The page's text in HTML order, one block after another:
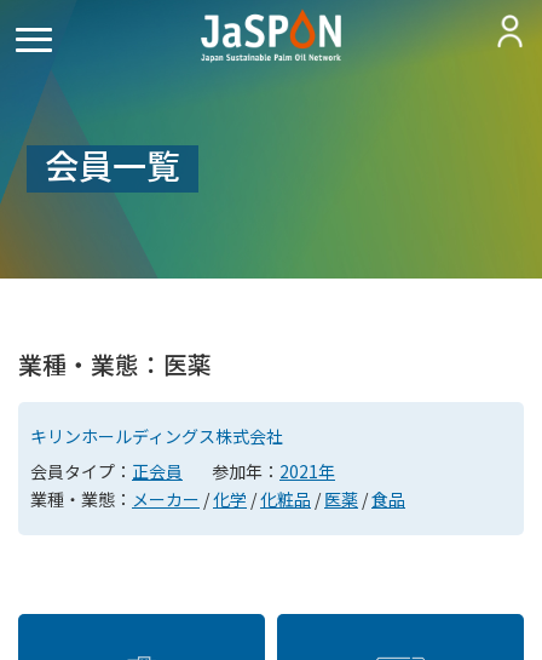
会員一覧
業種・業態：医薬
キリンホールディングス株式会社
会員タイプ： 正会員 参加年： 2021年
業種・業態： メーカー /化学 /化粧品 /医薬 /食品